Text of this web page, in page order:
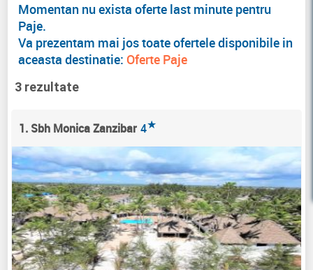
Momentan nu exista oferte last minute pentru
Paje.
Va prezentam mai jos toate ofertele disponibile in
aceasta destinatie: Oferte Paje
3 rezultate
1. Sbh Monica Zanzibar 4★